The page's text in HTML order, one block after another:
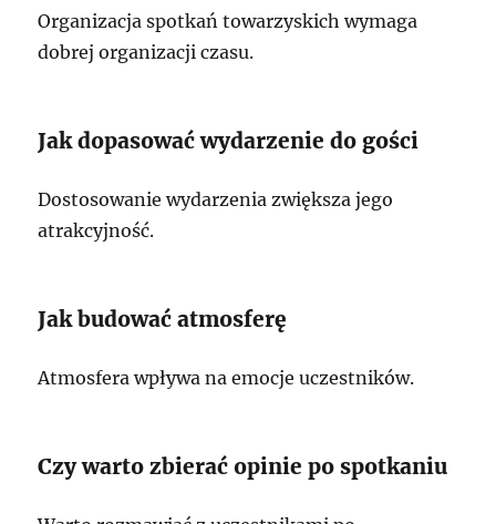
Organizacja spotkań towarzyskich wymaga
dobrej organizacji czasu.
Jak dopasować wydarzenie do gości
Dostosowanie wydarzenia zwiększa jego
atrakcyjność.
Jak budować atmosferę
Atmosfera wpływa na emocje uczestników.
Czy warto zbierać opinie po spotkaniu